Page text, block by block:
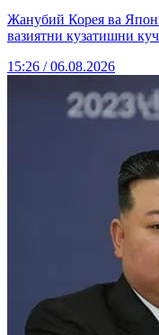
Жанубий Корея ва
вазиятни кузатишни
15:26 / 06.08.2026